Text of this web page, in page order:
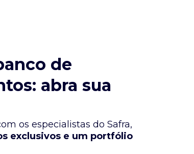
de
abra sua
os especialistas do Safra,
exclusivos e um portfólio